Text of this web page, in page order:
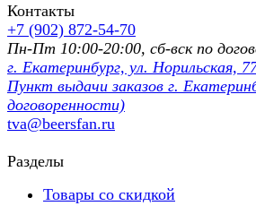
Контакты
+7 (902) 872-54-70
Пн-Пт 10:00-20:00, сб-вск по
г. Екатеринбург, ул. Норильская,
Пункт выдачи заказов г.
договоренности)
tva@beersfan.ru
Разделы
Товары со скидкой